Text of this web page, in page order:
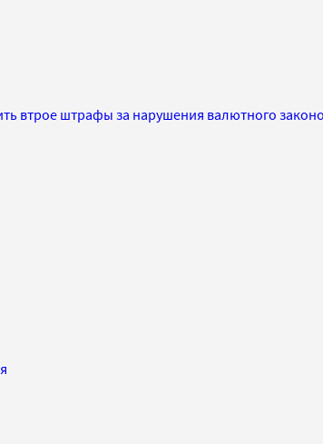
втрое штрафы за нарушения валютного